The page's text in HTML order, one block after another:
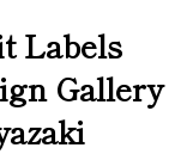
Labels
Gallery